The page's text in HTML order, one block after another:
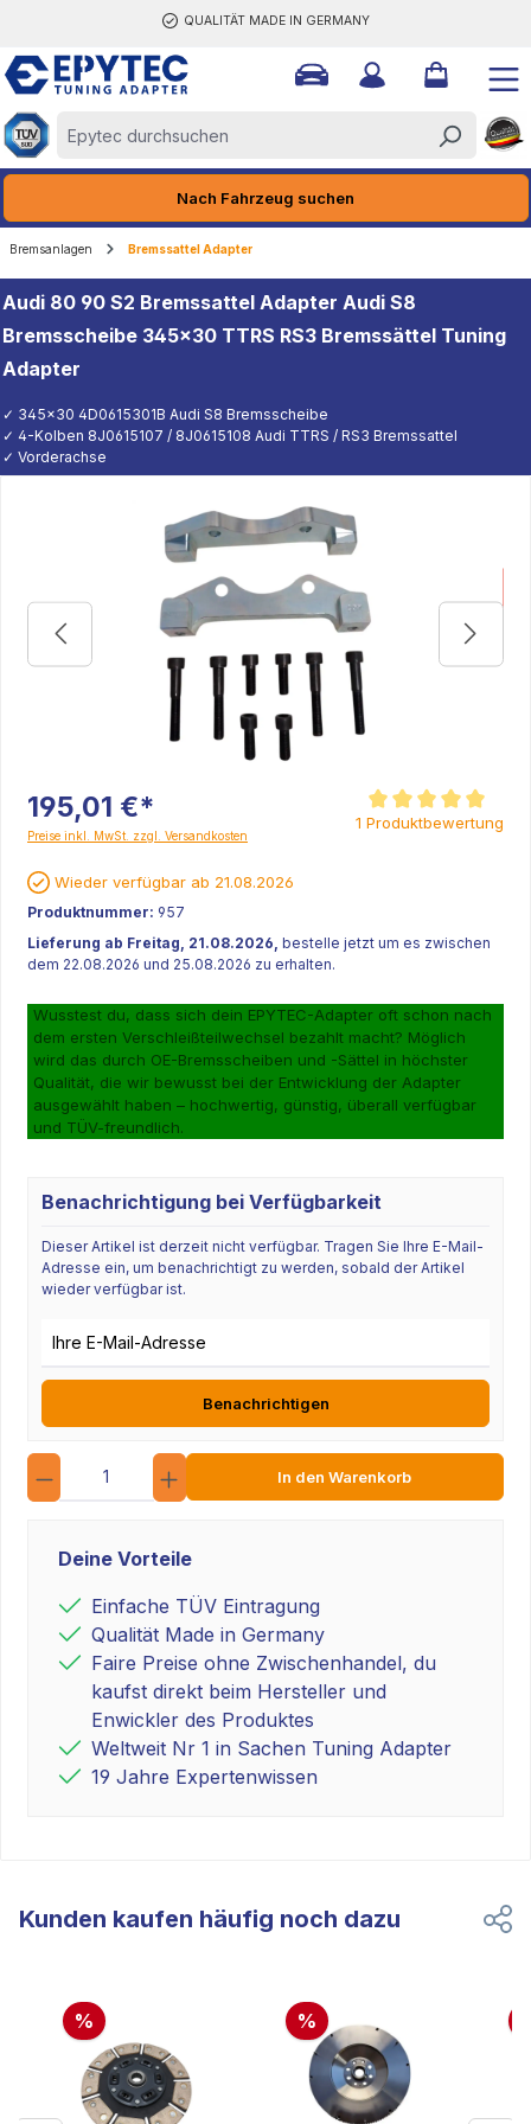
QUALITÄT MADE IN GERMANY
Nach Fahrzeug suchen
Bremsanlagen Bremssattel Adapter
Audi 80 90 S2 Bremssattel Adapter Audi S8
Bremsscheibe 345x30 TTRS RS3 Bremssättel Tuning
Adapter
✓ 345x30 4D0615301B Audi S8 Bremsscheibe
✓ 4-Kolben 8J0615107 / 8J0615108 Audi TTRS / RS3 Bremssattel
✓ Vorderachse
195,01 €*
Preise inkl. MwSt. zzgl. Versandkosten
Durchschnittliche
1 Produktbewertung
Wieder verfügbar ab 21.08.2026
Produktnummer: 957
Lieferung ab Freitag, 21.08.2026, bestelle jetzt um es zwischen
dem 22.08.2026 und 25.08.2026 zu erhalten.
Wusstest du, dass sich dein EPYTEC-Adapter oft schon nach
dem ersten Verschleißteilwechsel bezahlt macht? Möglich
wird das durch OE-Bremsscheiben und -Sättel in höchster
Qualität, die wir bewusst bei der Entwicklung der Adapter
ausgewählt haben – hochwertig, günstig, überall verfügbar
und TÜV-freundlich.
Benachrichtigung bei Verfügbarkeit
Dieser Artikel ist derzeit nicht verfügbar. Tragen Sie Ihre E-Mail-
Adresse ein, um benachrichtigt zu werden, sobald der Artikel
wieder verfügbar ist.
Benachrichtigen
Anzahl
In den Warenkorb
Deine Vorteile
Einfache TÜV Eintragung
Qualität Made in Germany
Faire Preise ohne Zwischenhandel, du
kaufst direkt beim Hersteller und
Enwickler des Produktes
Weltweit Nr 1 in Sachen Tuning Adapter
19 Jahre Expertenwissen
Kunden kaufen häufig noch dazu
% %